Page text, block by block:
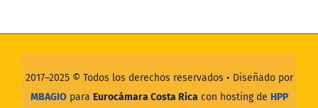
2017–2025 ©Todos los derechos reservados• Diseñado por